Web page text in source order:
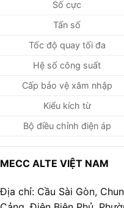
Số cực
Tấn số
Tốc độ quay tối đa
Hệ số công suất
Cấp bảo vệ xâm nhập
Kiểu kích từ
Bộ điều chỉnh điện áp
MECC ALTE VIỆT NAM
Địa chỉ: Cầu Sài Gòn,